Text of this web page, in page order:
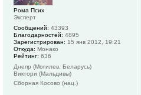
Рома Псих
Эксперт
Сообщений: 43393
Благодарностей: 4895
Зарегистрирован: 15 янв 2012, 19:21
Откуда: Монако
Рейтинг: 636
Днепр (Могилев, Беларусь)
Виктори (Мальдивы)
Сборная Косово (нац.)